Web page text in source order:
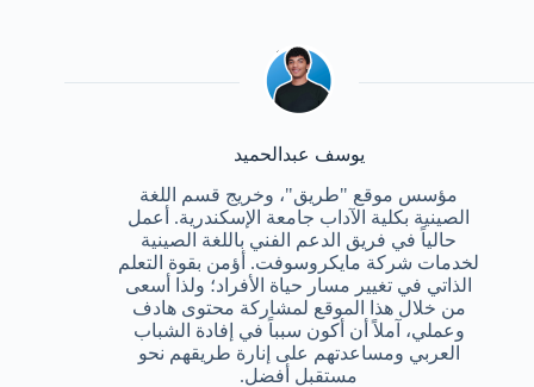
يوسف عبدالحميد
مؤسس موقع "طريق"، وخريج قسم اللغة
الصينية بكلية الآداب جامعة الإسكندرية. أعمل
حالياً في فريق الدعم الفني باللغة الصينية
لخدمات شركة مايكروسوفت. أؤمن بقوة التعلم
الذاتي في تغيير مسار حياة الأفراد؛ ولذا أسعى
من خلال هذا الموقع لمشاركة محتوى هادف
وعملي، آملاً أن أكون سبباً في إفادة الشباب
العربي ومساعدتهم على إنارة طريقهم نحو
مستقبل أفضل.